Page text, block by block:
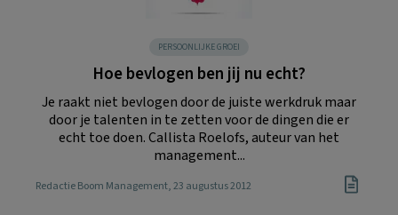
PERSOONLIJKE GROEI
Hoe bevlogen ben jij nu echt?
Je raakt niet bevlogen door de juiste werkdruk maar
door je talenten in te zetten voor de dingen die er
echt toe doen. Callista Roelofs, auteur van het
management...
Redactie Boom Management, 23 augustus 2012